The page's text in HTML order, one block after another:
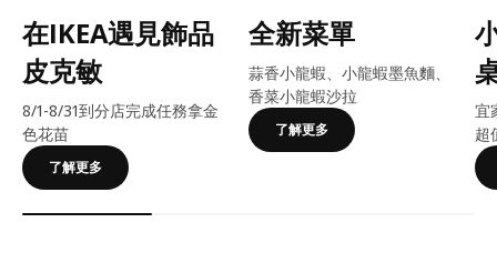
在IKEA遇見飾品
皮克敏
8/1-8/31到分店完成任務拿金
色花苗
了解更多
全新菜單
蒜香小龍蝦、小龍蝦墨魚麵、
香菜小龍蝦沙拉
了解更多
宜
超